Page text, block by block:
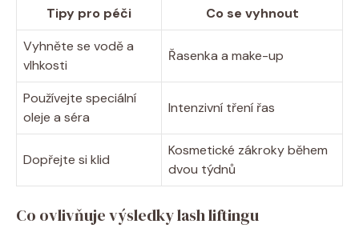
Tipy pro péči
Co se vyhnout
Vyhněte se vodě a
vlhkosti
Řasenka a make-up
Používejte speciální
oleje a séra
Intenzivní tření řas
Dopřejte si klid
Kosmetické zákroky během
dvou týdnů
Co ovlivňuje výsledky lash liftingu